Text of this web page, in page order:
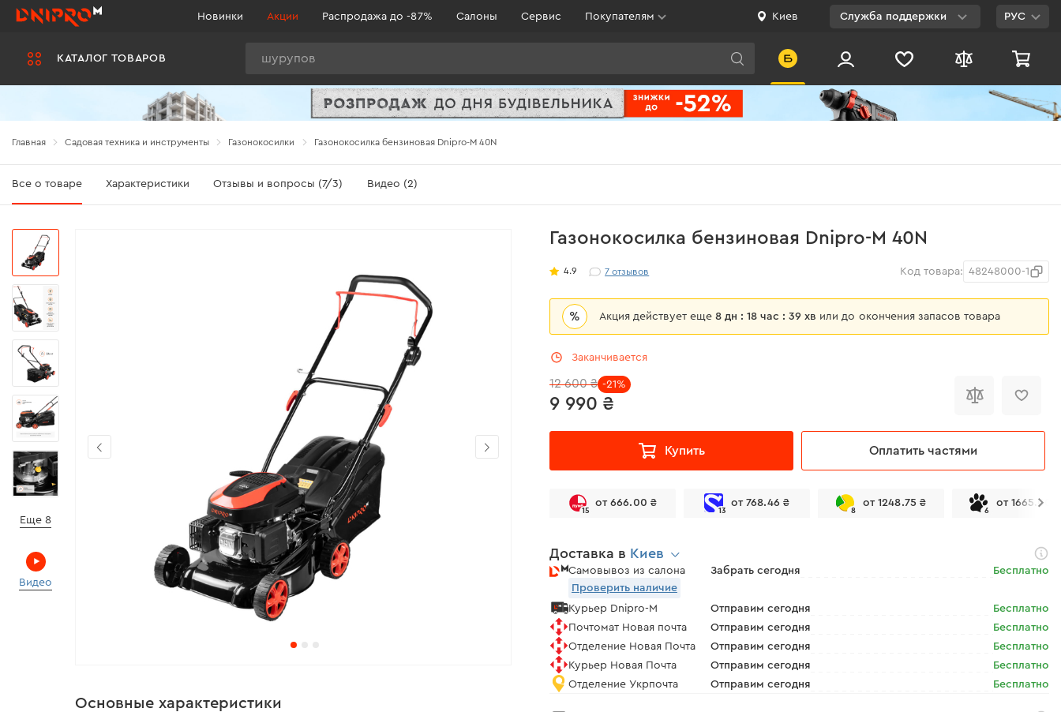
КАТАЛОГ ТОВАРОВ
Новинки Акции Распродажа до -87% Салоны Сервис Покупателям Киев Служба поддержки
0 800 200 500
РУС
Главная Садовая техника и инструменты Газонокосилки Газонокосилка бензиновая Dnipro-M 40N
Все о товаре Характеристики Отзывы и вопросы (7/3) Видео (2)
Газонокосилка бензиновая Dnipro-M 40N
4.9 7отзывов Код товара: 48248000-1
% Акция действует еще8 дн : 18 час : 39 хв или до окончения запасов товара
Заканчивается
9 990 ₴
12 600 ₴ -21%
Купить Оплатить частями
15
от 666.00 ₴
13
от 768.46 ₴
8
от 1248.75 ₴
6
от 1665.00 ₴
Доставка в Киев
Самовывоз из салона Забрать сегодня
Бесплатно
Проверить наличие
Курьер Dnipro-M
Отправим сегодня
Бесплатно
Почтомат Новая почта
Отправим сегодня
Бесплатно
Отделение Новая Почта
Отправим сегодня
Бесплатно
Курьер Новая Почта
Отправим сегодня
Бесплатно
Отделение Укрпочта
Отправим сегодня Бесплатно
Еще 8
Видео
Основные характеристики